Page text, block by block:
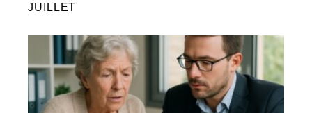
JUILLET